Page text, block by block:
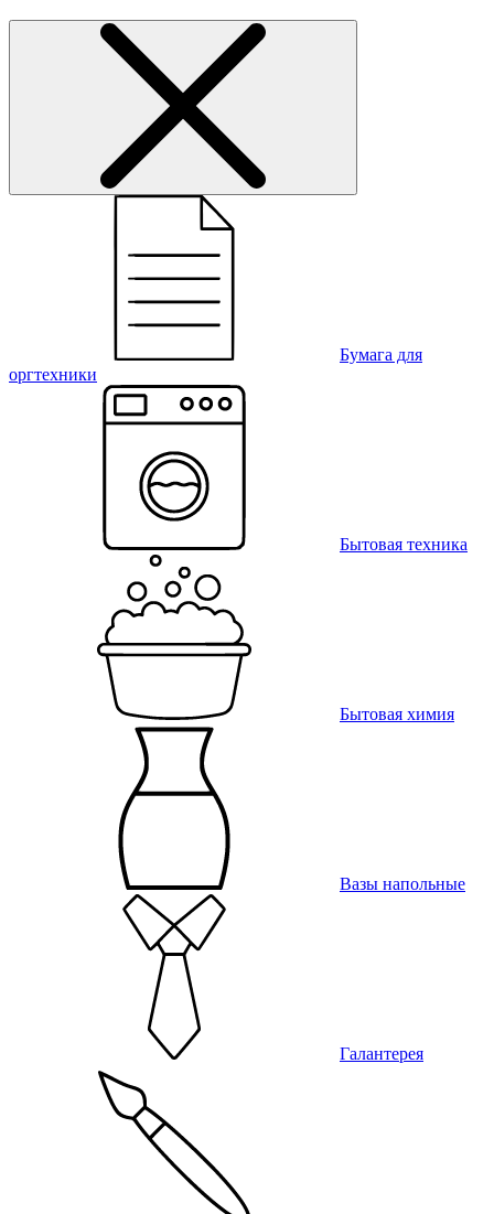
Бумага для
оргтехники
Бытовая техника
Бытовая химия
Вазы напольные
Галантерея